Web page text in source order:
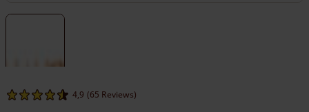
4,9 (65 Reviews)